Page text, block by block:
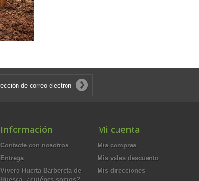
Información
Contacte con nosotros
Entrega
Vivero Huerta Barbereta de
Huesca, ¿quiénes somos?
Mi cuenta
Mis compras
Mis vales descuento
Mis direcciones